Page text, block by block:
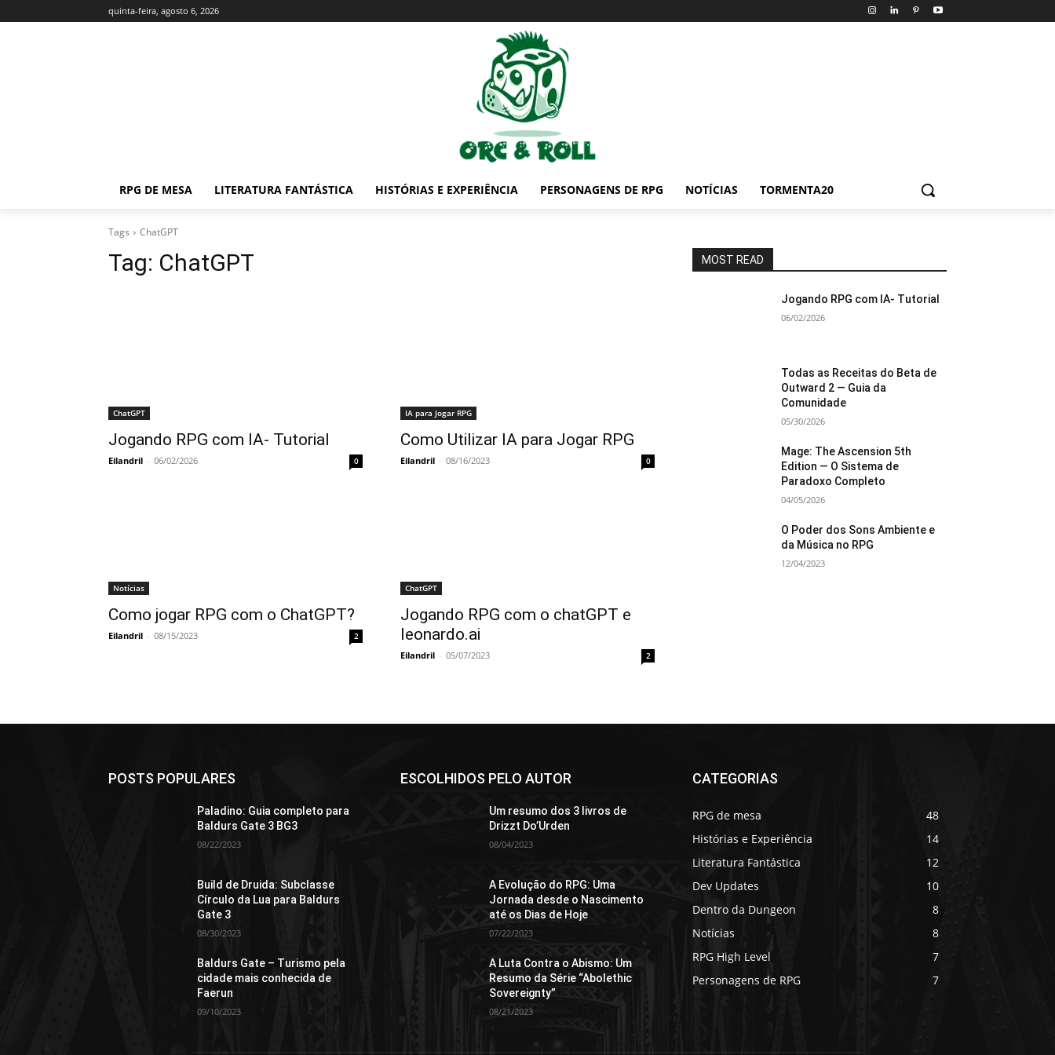
quinta-feira, agosto 6, 2026
RPG DE MESA LITERATURA FANTÁSTICA HISTÓRIAS E EXPERIÊNCIA PERSONAGENS DE RPG NOTÍCIAS TORMENTA20
Tags ChatGPT
Tag: ChatGPT
ChatGPT
Jogando RPG com IA- Tutorial
Eilandril - 06/02/2026 0
IA para Jogar RPG
Como Utilizar IA para Jogar RPG
Eilandril - 08/16/2023 0
Notícias
Como jogar RPG com o ChatGPT?
Eilandril - 08/15/2023 2
ChatGPT
Jogando RPG com o chatGPT e
leonardo.ai
Eilandril - 05/07/2023 2
MOST READ
Jogando RPG com IA- Tutorial
06/02/2026
Todas as Receitas do Beta de
Outward 2 — Guia da
Comunidade
05/30/2026
Mage: The Ascension 5th
Edition — O Sistema de
Paradoxo Completo
04/05/2026
O Poder dos Sons Ambiente e
da Música no RPG
12/04/2023
POSTS POPULARES
Paladino: Guia completo para
Baldurs Gate 3 BG3
08/22/2023
Build de Druida: Subclasse
Círculo da Lua para Baldurs
Gate 3
08/30/2023
Baldurs Gate – Turismo pela
cidade mais conhecida de
Faerun
09/10/2023
ESCOLHIDOS PELO AUTOR
Um resumo dos 3 livros de
Drizzt Do’Urden
08/04/2023
A Evolução do RPG: Uma
Jornada desde o Nascimento
até os Dias de Hoje
07/22/2023
A Luta Contra o Abismo: Um
Resumo da Série “Abolethic
Sovereignty”
08/21/2023
CATEGORIAS
RPG de mesa
48
Histórias e Experiência
14
Literatura Fantástica
12
Dev Updates
10
Dentro da Dungeon
8
Notícias
8
RPG High Level
7
Personagens de RPG
7